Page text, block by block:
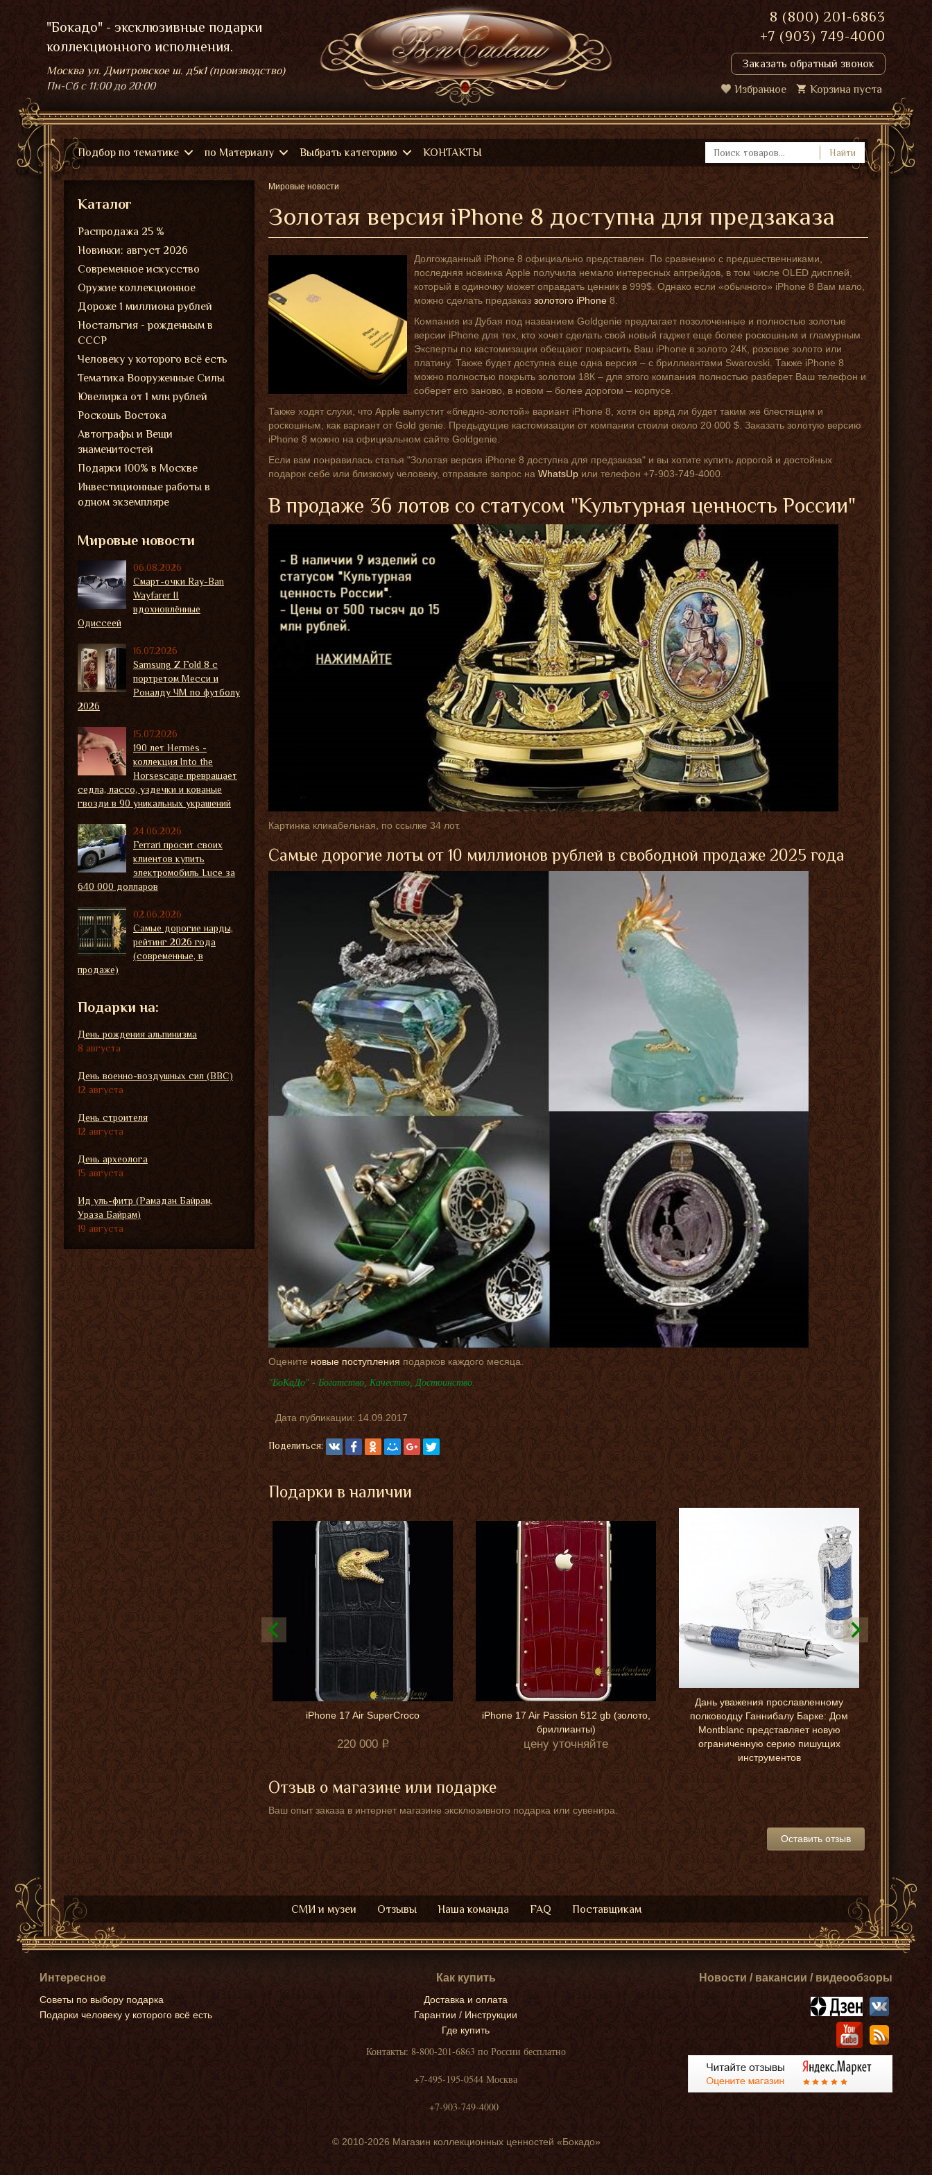
"Бокадо" - эксклюзивные подарки
коллекционного исполнения.
Москва ул. Дмитровское ш. д5к1 (производство)
Пн-Сбс 11:00 до 20:00
8 (800) 201-6863
+7 (903) 749-4000
Заказать обратный звонок
Избранное Корзина пуста
Подбор по тематике по Материалу Выбрать категорию КОНТАКТЫ Найти
Мировые новости
Золотая версия iPhone 8 доступна для предзаказа
Долгожданный iPhone 8 официально представлен. По сравнению с предшественниками,
последняя новинка Apple получила немало интересных апгрейдов, в том числе OLED дисплей,
который в одиночку может оправдать ценник в 999$. Однако если «обычного» iPhone 8 Вам мало,
можно сделать предзаказзолотого iPhone8.
Компания из Дубая под названием Goldgenie предлагает позолоченные и полностью золотые
версии iPhone для тех, кто хочет сделать свой новый гаджет еще более роскошным и гламурным.
Эксперты по кастомизации обещают покрасить Ваш iPhone в золото 24К, розовое золото или
платину. Также будет доступна еще одна версия – с бриллиантами Swarovski. Также iPhone 8
можно полностью покрыть золотом 18К – для этого компания полностью разберет Ваш телефон и
соберет его заново, в новом – более дорогом – корпусе.
Также ходят слухи, что Apple выпустит «бледно-золотой» вариант iPhone 8, хотя он вряд ли будет таким же блестящим и
роскошным, как вариант от Gold genie. Предыдущие кастомизации от компании стоили около 20 000 $. Заказать золотую версию
iPhone 8 можно на официальном сайте Goldgenie.
Если вам понравилась статья "Золотая версия iPhone 8 доступна для предзаказа" и вы хотите купить дорогой и достойных
подарок себе или близкому человеку, отправьте запрос наWhatsUpили телефон +7-903-749-4000.
В продаже 36 лотов со статусом "Культурная ценность России"
Картинка кликабельная, по ссылке 34 лот.
Самые дорогие лоты от 10 миллионов рублей в свободной продаже 2025 года
Оцените новые поступленияподарков каждого месяца.
"БоКаДо" - Богатство, Качество, Достоинство.
Дата публикации:14.09.2017
Поделиться:
Подарки в наличии
iPhone 17 Air SuperCroco
220 000
iPhone 17 Air Passion 512 gb (золото,
бриллианты)
цену уточняйте
Дань уважения прославленному
полководцу Ганнибалу Барке: Дом
Montblanc представляет новую
ограниченную серию пишущих
инструментов
Отзыв о магазине или подарке
Ваш опыт заказа в интернет магазине эксклюзивного подарка или сувенира.
Оставить отзыв
Каталог
Распродажа 25 %
Новинки: август 2026
Современное искусство
Оружие коллекционное
Дороже 1 миллиона рублей
Ностальгия - рожденным в
СССР
Человеку у которого всё есть
Тематика Вооруженные Силы
Ювелирка от 1 млн рублей
Роскошь Востока
Автографы и Вещи
знаменитостей
Подарки 100% в Москве
Инвестиционные работы в
одном экземпляре
Мировые новости
06.08.2026
Смарт-очки Ray-Ban
Wayfarer II
вдохновлённые
Одиссеей
16.07.2026
Samsung Z Fold 8 с
портретом Месси и
Роналду ЧМ по футболу
2026
15.07.2026
190 лет Hermès -
коллекция Into the
Horsescape превращает
седла, лассо, уздечки и кованые
гвозди в 90 уникальных украшений
24.06.2026
Ferrari просит своих
клиентов купить
электромобиль Luce за
640 000 долларов
02.06.2026
Самые дорогие нарды,
рейтинг 2026 года
(современные, в
продаже)
Подарки на:
День рождения альпинизма
8 августа
День военно-воздушных сил (ВВС)
12 августа
День строителя
12 августа
День археолога
15 августа
Ид уль-фитр (Рамадан Байрам,
Ураза Байрам)
19 августа
СМИ и музеи Отзывы Наша команда FAQ Поставщикам
Интересное
Советы по выбору подарка
Подарки человеку у которого всё есть
Как купить
Доставка и оплата
Гарантии / Инструкции
Где купить
Контакты: 8-800-201-6863 по России бесплатно
+7-495-195-0544 Москва
+7-903-749-4000
Новости / вакансии / видеообзоры
© 2010-2026 Магазин коллекционных ценностей «Бокадо»